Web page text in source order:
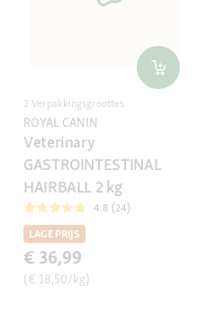
2 Verpakkingsgroottes
ROYAL CANIN
Veterinary
GASTROINTESTINAL
HAIRBALL 2 kg
4.8 (24)
LAGE PRIJS
€ 36,99
(€ 18,50/kg)